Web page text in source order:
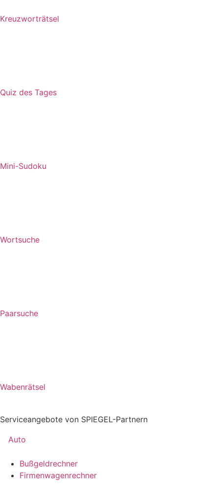
Kreuzworträtsel
Quiz des Tages
Mini-Sudoku
Wortsuche
Paarsuche
Wabenrätsel
Serviceangebote von SPIEGEL-Partnern
Auto
Bußgeldrechner
Firmenwagenrechner